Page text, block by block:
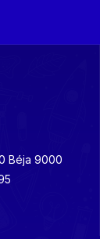
Béja 9000